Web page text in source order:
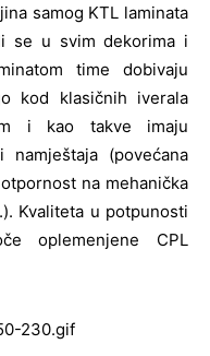
samog KTL laminata
se u svim dekorima i
time dobivaju
kod klasičnih iverala
i kao takve imaju
(povećana
na mehanička
Kvaliteta u potpunosti
oplemenjene CPL